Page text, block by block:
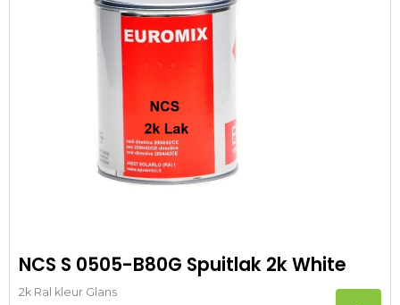
NCS S 0505-B80G Spuitlak 2k White
2k Ral kleur Glans